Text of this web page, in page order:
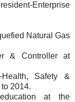
Enterprise
Natural Gas
& Controller at
Safety &
2014.
at the